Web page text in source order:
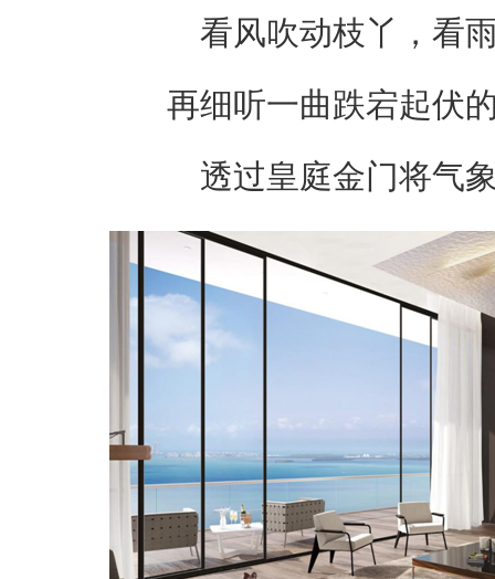
看风吹动枝丫，看
再细听一曲跌宕起伏
透过皇庭金门将气